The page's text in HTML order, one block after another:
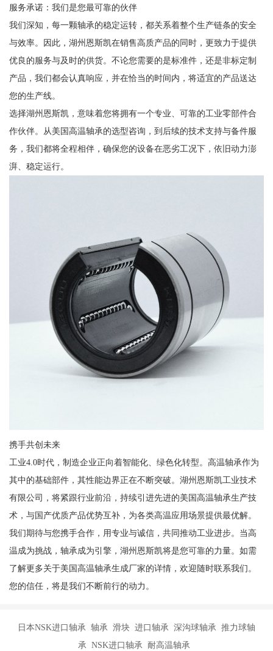
服务承诺：我们是您最可靠的伙伴
我们深知，每一颗轴承的稳定运转，都关系着整个生产链条的安全
与效率。因此，湖州恩斯凯在销售高质产品的同时，更致力于提供
优良的服务与及时的供货。不论您需要的是标准件，还是非标定制
产品，我们都会认真响应，并在恰当的时间内，将适宜的产品送达
您的生产线。
选择湖州恩斯凯，意味着您将拥有一个专业、可靠的工业零部件合
作伙伴。从美国高温轴承的选型咨询，到后续的技术支持与备件服
务，我们都将全程相伴，确保您的设备在恶劣工况下，依旧动力澎
湃、稳定运行。
携手共创未来
工业4.0时代，制造企业正向着智能化、绿色化转型。高温轴承作为
其中的基础部件，其性能边界正在不断突破。湖州恩斯凯工业技术
有限公司，将紧跟行业前沿，持续引进先进的美国高温轴承生产技
术，与国产优质产品优势互补，为各类高温应用场景提供最优解。
我们期待与您携手合作，用专业与诚信，共同推动工业进步。当高
温成为挑战，轴承成为引擎，湖州恩斯凯将是您可靠的力量。如需
了解更多关于美国高温轴承生成厂家的详情，欢迎随时联系我们。
您的信任，将是我们不断前行的动力。
日本NSK进口轴承 轴承 滑块 进口轴承 深沟球轴承 推力球轴
承 NSK进口轴承 耐高温轴承